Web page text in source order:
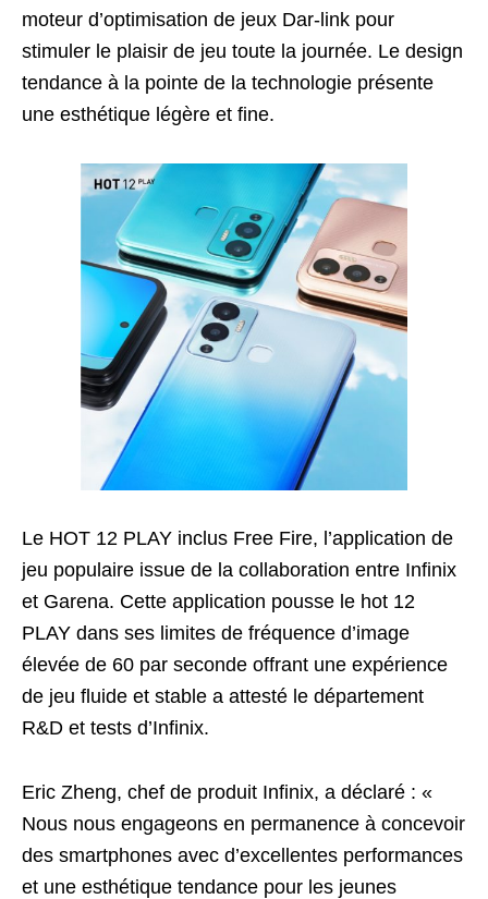
moteur d’optimisation de jeux Dar-link pour
stimuler le plaisir de jeu toute la journée. Le design
tendance à la pointe de la technologie présente
une esthétique légère et fine.
Le HOT 12 PLAY inclus Free Fire, l’application de
jeu populaire issue de la collaboration entre Infinix
et Garena. Cette application pousse le hot 12
PLAY dans ses limites de fréquence d’image
élevée de 60 par seconde offrant une expérience
de jeu fluide et stable a attesté le département
R&D et tests d’Infinix.
Eric Zheng, chef de produit Infinix, a déclaré : «
Nous nous engageons en permanence à concevoir
des smartphones avec d’excellentes performances
et une esthétique tendance pour les jeunes